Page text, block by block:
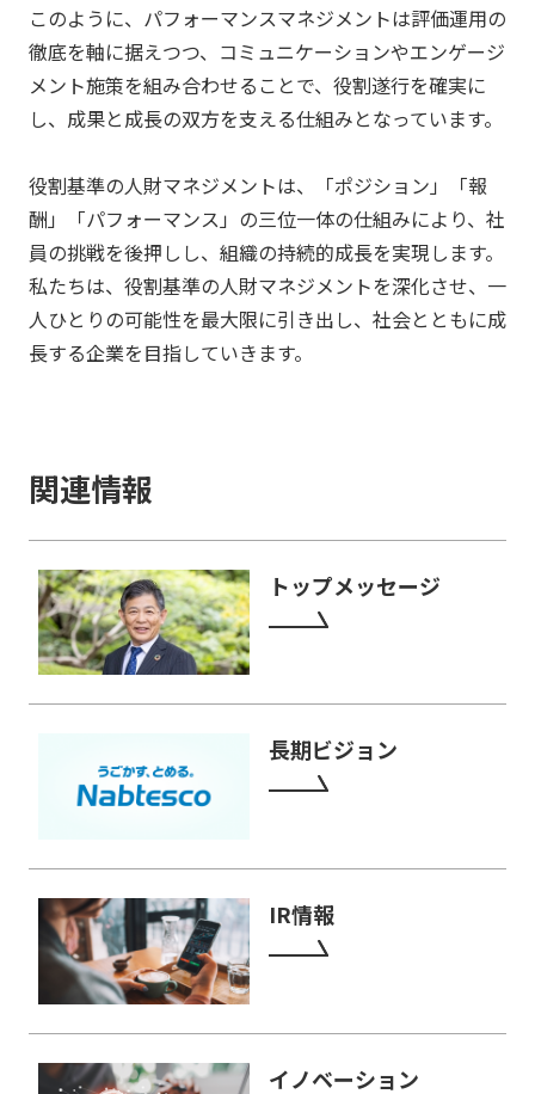
このように、パフォーマンスマネジメントは評価運用の
徹底を軸に据えつつ、コミュニケーションやエンゲージ
メント施策を組み合わせることで、役割遂行を確実に
し、成果と成長の双方を支える仕組みとなっています。
役割基準の人財マネジメントは、「ポジション」「報
酬」「パフォーマンス」の三位一体の仕組みにより、社
員の挑戦を後押しし、組織の持続的成長を実現します。
私たちは、役割基準の人財マネジメントを深化させ、一
人ひとりの可能性を最大限に引き出し、社会とともに成
長する企業を目指していきます。
関連情報
トップメッセージ
長期ビジョン
IR情報
イノベーション